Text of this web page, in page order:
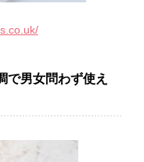
で男女問わず使え